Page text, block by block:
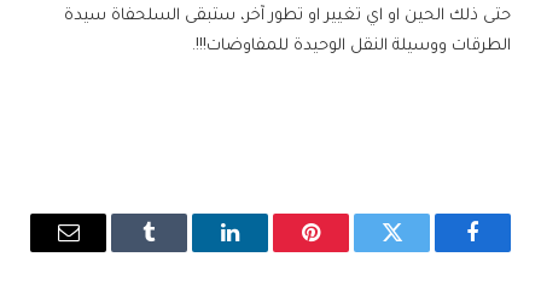
حتى ذلك الحين او اي تغيير او تطور آخر، ستبقى السلحفاة سيدة
الطرقات ووسيلة النقل الوحيدة للمفاوضات!!!.
فيسبوك تويتر بينتيريستلينكدإن Tumblr
البريد